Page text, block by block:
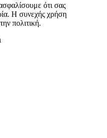
ότι σας
Η συνεχής χρήση
πολιτική.